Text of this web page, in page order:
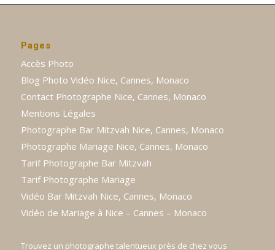
Pages
Accès Photo
Blog Photo Vidéo Nice, Cannes, Monaco
Contact Photographe Nice, Cannes, Monaco
Mentions Légales
Photographe Bar Mitzvah Nice, Cannes, Monaco
Photographe Mariage Nice, Cannes, Monaco
Tarif Photographe Bar Mitzvah
Tarif Photographe Mariage
Vidéo Bar Mitzvah Nice, Cannes, Monaco
Vidéo de Mariage à Nice – Cannes – Monaco
Trouvez un photographe talentueux près de chez vous